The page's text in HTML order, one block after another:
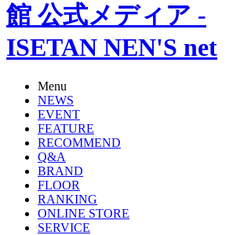
館 公式メディア -
ISETAN NEN'S net
Menu
NEWS
EVENT
FEATURE
RECOMMEND
Q&A
BRAND
FLOOR
RANKING
ONLINE STORE
SERVICE